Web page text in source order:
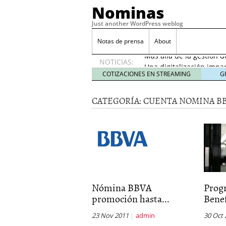
Nominas
Just another WordPress weblog
Notas de prensa About
NOTICIAS:
Desempleo Colombia
Una digitalización
en el sector financiero
¿Cómo afectó el
Consejos para el
Más allá de la gestión
COTIZACIONES EN STREAMING
CATEGORÍA:CUENTA NOMINA
Nómina BBVA
promoción hasta...
23 Nov 2011 admin 30 Oct